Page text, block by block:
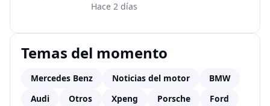
Hace 2 días
Temas del momento
Mercedes Benz Noticias del motor
BMW
Audi
Otros Xpeng Porsche Ford